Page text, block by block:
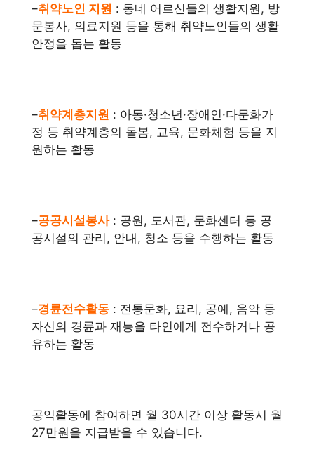
–취약노인 지원 : 동네 어르신들의 생활지원, 방
문봉사, 의료지원 등을 통해 취약노인들의 생활
안정을 돕는 활동
–취약계층지원 : 아동·청소년·장애인·다문화가
정 등 취약계층의 돌봄, 교육, 문화체험 등을 지
원하는 활동
–공공시설봉사: 공원, 도서관, 문화센터 등 공
공시설의 관리, 안내, 청소 등을 수행하는 활동
–경륜전수활동 : 전통문화, 요리, 공예, 음악 등
자신의 경륜과 재능을 타인에게 전수하거나 공
유하는 활동
공익활동에 참여하면 월 30시간 이상 활동시 월
27만원을 지급받을 수 있습니다.